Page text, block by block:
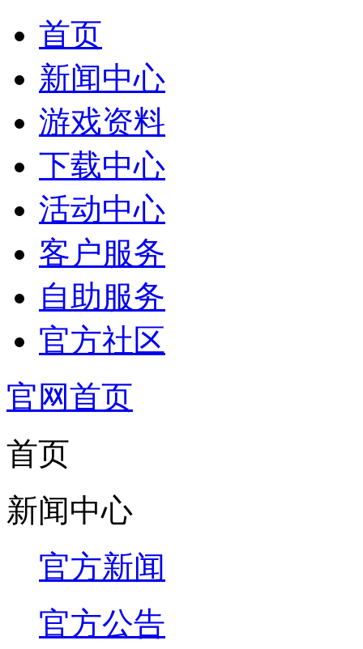
首页
新闻中心
游戏资料
下载中心
活动中心
客户服务
自助服务
官方社区
官网首页
首页
新闻中心
官方新闻
官方公告